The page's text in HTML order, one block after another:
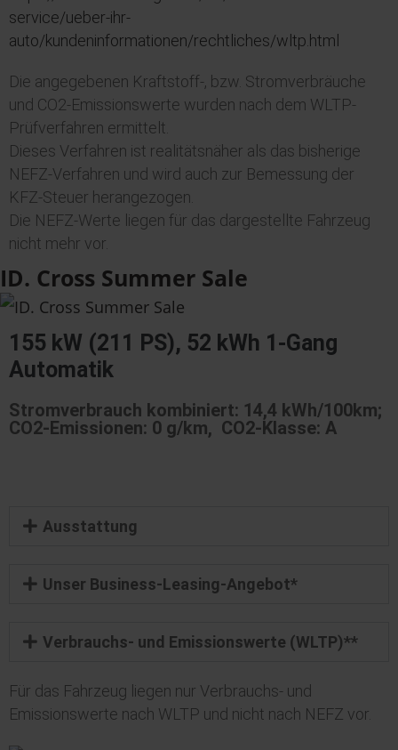
service/ueber-ihr-
auto/kundeninformationen/rechtliches/wltp.html
Die angegebenen Kraftstoff-, bzw. Stromverbräuche
und CO2-Emissionswerte wurden nach dem WLTP-
Prüfverfahren ermittelt.
Dieses Verfahren ist realitätsnäher als das bisherige
NEFZ-Verfahren und wird auch zur Bemessung der
KFZ-Steuer herangezogen.
Die NEFZ-Werte liegen für das dargestellte Fahrzeug
nicht mehr vor.
ID. Cross Summer Sale
155 kW (211 PS), 52 kWh 1-Gang
Automatik
Stromverbrauch kombiniert: 14,4 kWh/100km;
CO2-Emissionen: 0 g/km, CO2-Klasse: A
Ausstattung
Unser Business-Leasing-Angebot*
Verbrauchs- und Emissionswerte (WLTP)**
Für das Fahrzeug liegen nur Verbrauchs- und
Emissionswerte nach WLTP und nicht nach NEFZ vor.